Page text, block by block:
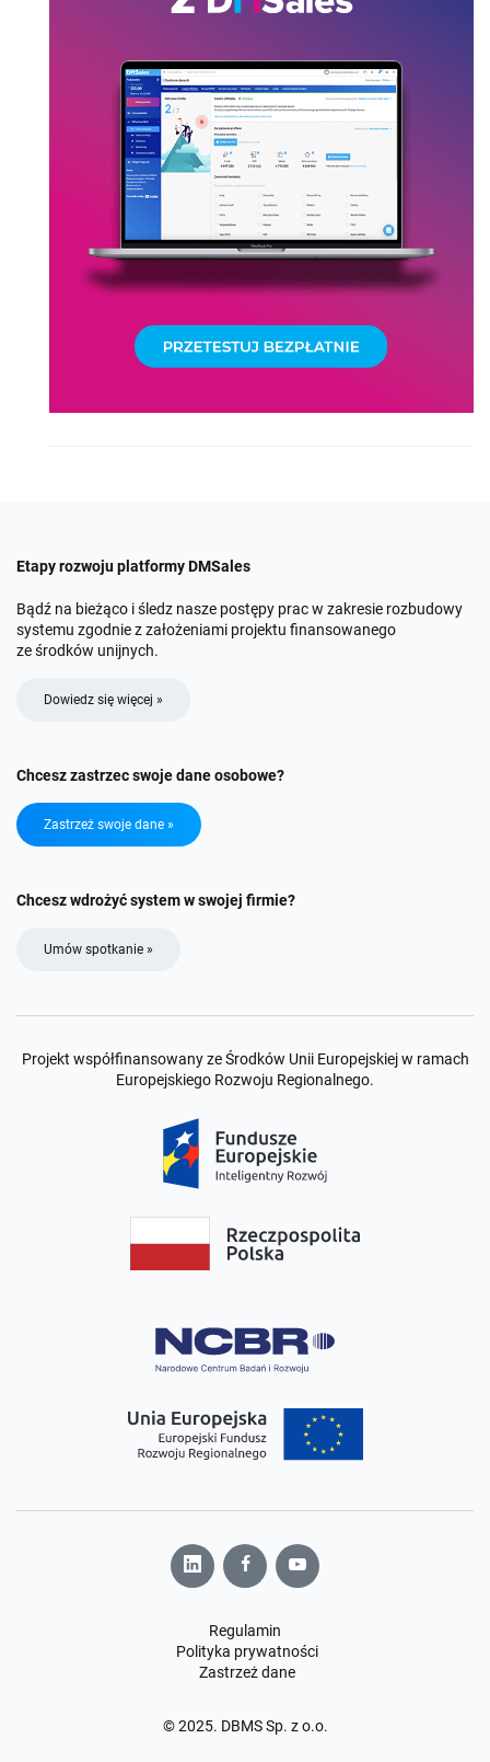
Etapy rozwoju platformy DMSales
Bądź na bieżąco i śledz nasze postępy prac w zakresie rozbudowy
systemu zgodnie z założeniami projektu finansowanego
ze środków unijnych.
Dowiedz się więcej »
Chcesz zastrzec swoje dane osobowe?
Zastrzeż swoje dane »
Chcesz wdrożyć system w swojej firmie?
Umów spotkanie »
Projekt współfinansowany ze Środków Unii Europejskiej w ramach
Europejskiego Rozwoju Regionalnego.
Regulamin
Polityka prywatności
Zastrzeż dane
© 2025. DBMS Sp. z o.o.